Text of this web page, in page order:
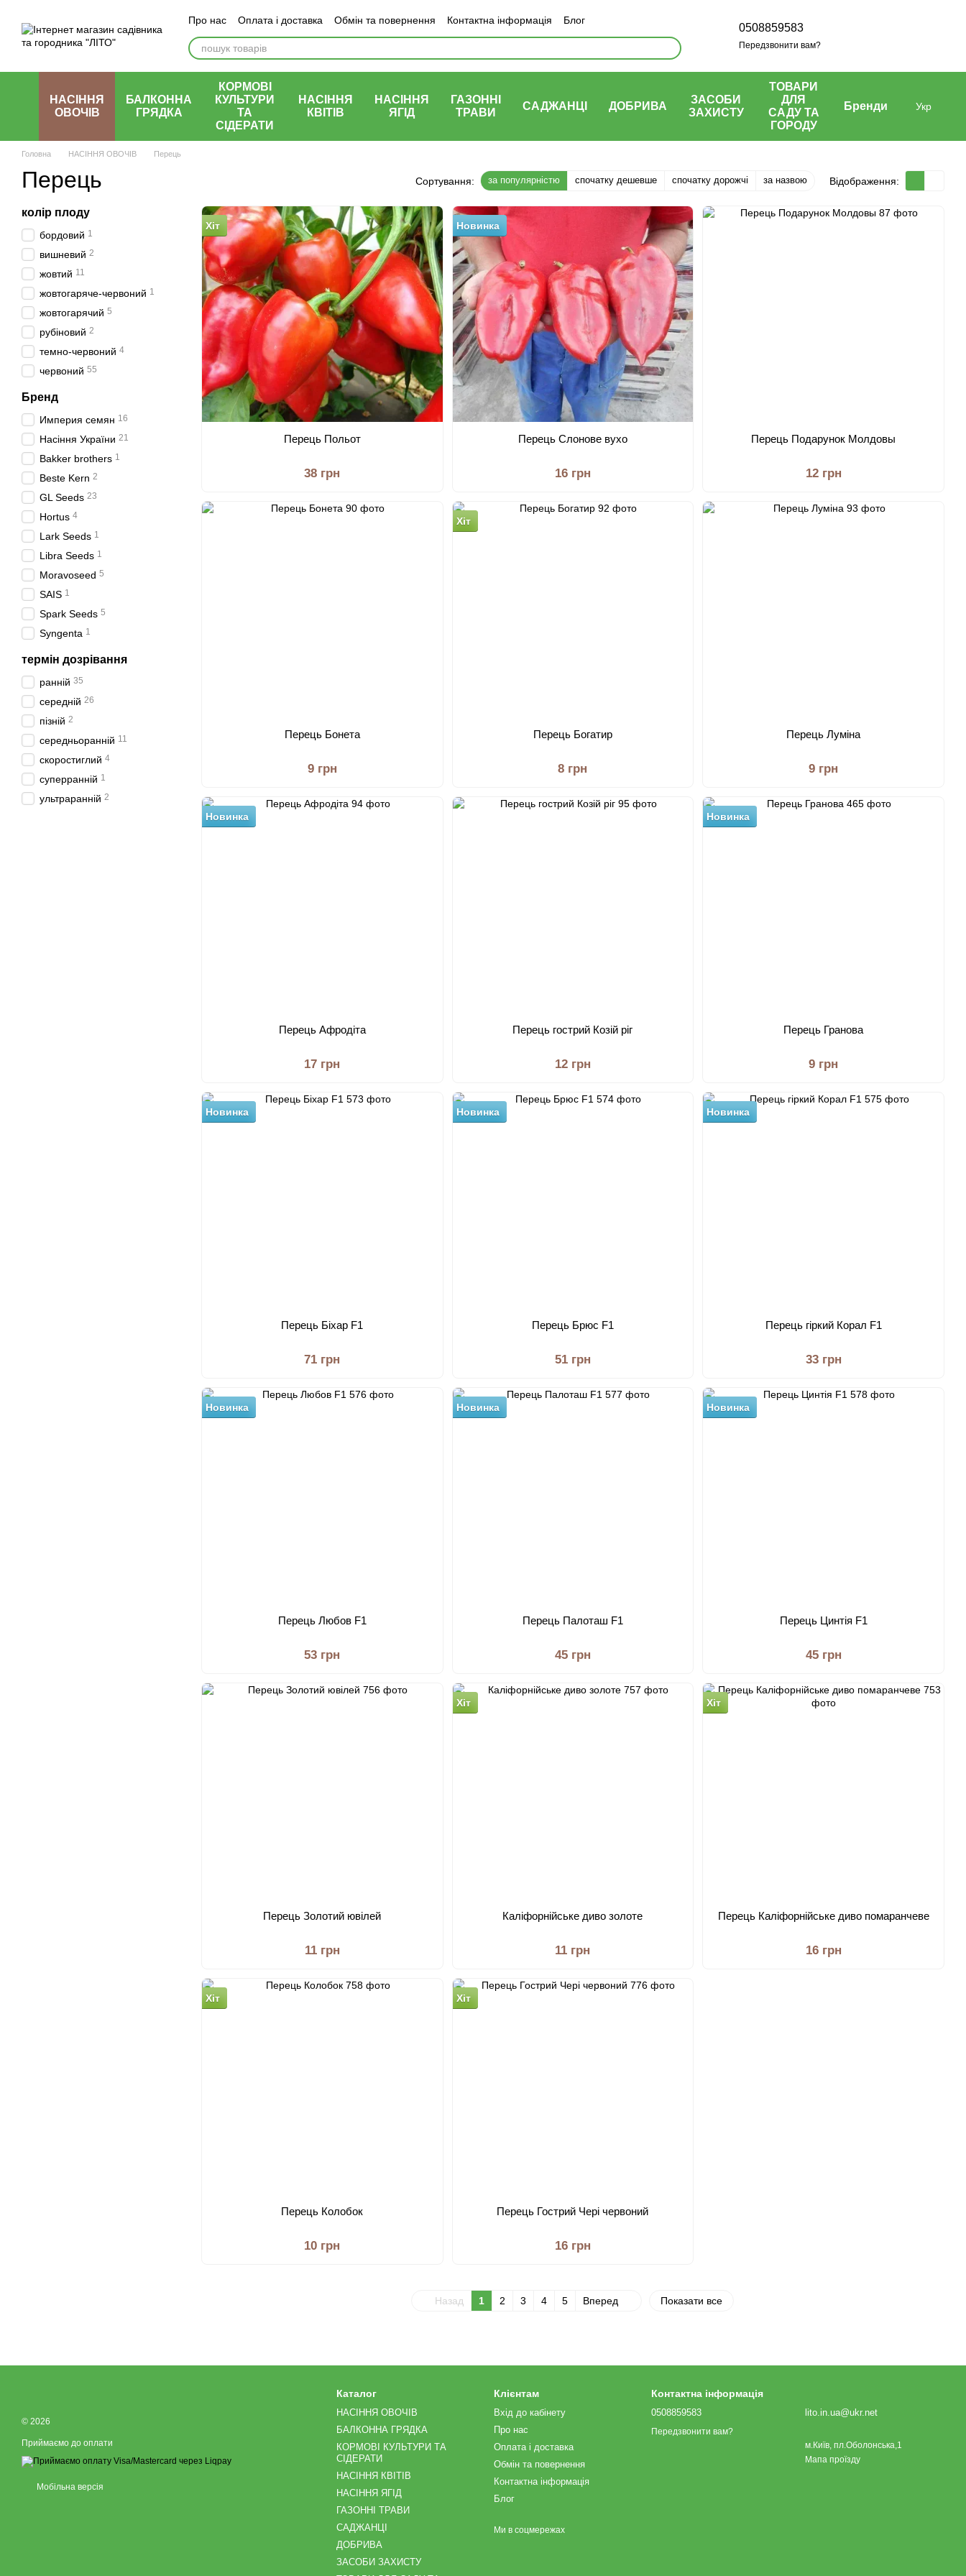
Про нас Оплата і доставка Обмін та повернення Контактна інформація Блог
0508859583
Передзвонити вам?
НАСІННЯ
ОВОЧІВ
БАЛКОННА
ГРЯДКА
КОРМОВІ
КУЛЬТУРИ
ТА
СІДЕРАТИ
НАСІННЯ
КВІТІВ
НАСІННЯ
ЯГІД
ГАЗОННІ
ТРАВИ
САДЖАНЦІ ДОБРИВА
ЗАСОБИ
ЗАХИСТУ
ТОВАРИ
ДЛЯ
САДУ ТА
ГОРОДУ
Бренди Укр
Головна НАСІННЯ ОВОЧІВ Перець
Перець Сортування: за популярністю спочатку дешевше спочатку дорожчі за назвою Відображення:
Хіт
Перець Польот
38 грн
Новинка
Перець Слонове вухо
16 грн
Перець Подарунок Молдовы
12 грн
Перець Бонета
9 грн
Хіт
Перець Богатир
8 грн
Перець Луміна
9 грн
Новинка
Перець Афродіта
17 грн
Перець гострий Козій ріг
12 грн
Новинка
Перець Гранова
9 грн
Новинка
Перець Біхар F1
71 грн
Новинка
Перець Брюс F1
51 грн
Новинка
Перець гіркий Корал F1
33 грн
Новинка
Перець Любов F1
53 грн
Новинка
Перець Палоташ F1
45 грн
Новинка
Перець Цинтія F1
45 грн
Перець Золотий ювілей
11 грн
Хіт
Каліфорнійське диво золоте
11 грн
Хіт
Перець Каліфорнійське диво помаранчеве
16 грн
Хіт
Перець Колобок
10 грн
Хіт
Перець Гострий Чері червоний
16 грн
Назад 1 2 3 4 5 Вперед Показати все
колір плоду
бордовий 1
вишневий 2
жовтий 11
жовтогаряче-червоний 1
жовтогарячий 5
рубіновий 2
темно-червоний 4
червоний 55
Бренд
Империя семян 16
Насіння України 21
Bakker brothers 1
Beste Kern 2
GL Seeds 23
Hortus 4
Lark Seeds 1
Libra Seeds 1
Moravoseed 5
SAIS 1
Spark Seeds 5
Syngenta 1
термін дозрівання
ранній 35
середній 26
пізній 2
середньоранній 11
скоростиглий 4
суперранній 1
ультраранній 2
© 2026
Приймаємо до оплати
Мобільна версія
Каталог
НАСІННЯ ОВОЧІВ
БАЛКОННА ГРЯДКА
КОРМОВІ КУЛЬТУРИ ТА
СІДЕРАТИ
НАСІННЯ КВІТІВ
НАСІННЯ ЯГІД
ГАЗОННІ ТРАВИ
САДЖАНЦІ
ДОБРИВА
ЗАСОБИ ЗАХИСТУ
Клієнтам
Вхід до кабінету
Про нас
Оплата і доставка
Обмін та повернення
Контактна інформація
Блог
Ми в соцмережах
Контактна інформація
0508859583
Передзвонити вам?
lito.in.ua@ukr.net
м.Київ, пл.Оболонська,1
Мапа проїзду